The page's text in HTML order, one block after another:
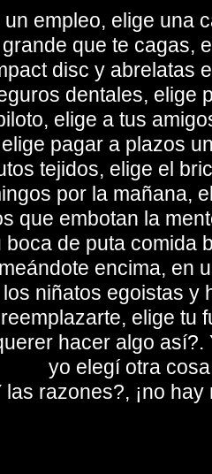
empleo, elige una
que te cagas,
disc y abrelatas
dentales, elige
elige a tus
pagar a plazos
tejidos, elige el
por la mañana,
que embotan la
boca de puta comida
encima, en
niñatos egoistas y
elige tu
hacer algo así?.
yo elegí otra
las razones?, ¡no hay